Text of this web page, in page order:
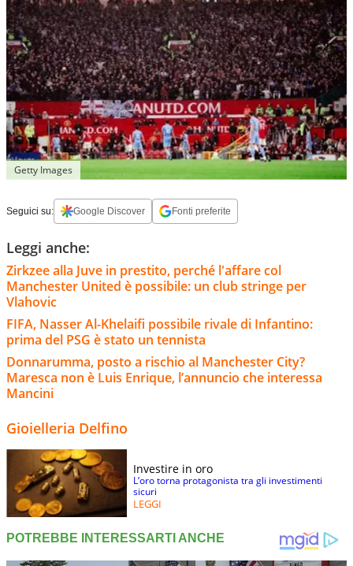
Getty Images
Seguici su: Google Discover Fonti preferite
Leggi anche:
Zirkzee alla Juve in prestito, perché l'affare col
Manchester United è possibile: un club stringe per
Vlahovic
FIFA, Nasser Al-Khelaifi possibile rivale di Infantino:
prima del PSG è stato un tennista
Donnarumma, posto a rischio al Manchester City?
Maresca non è Luis Enrique, l’annuncio che interessa
Mancini
Gioielleria Delfino
Investire in oro
L’oro torna protagonista tra gli investimenti
sicuri
LEGGI